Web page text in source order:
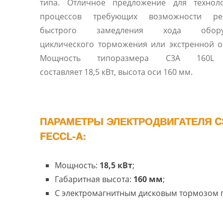
типа. Отличное предложение для
процессов требующих возможности
быстрого замедления хода
циклического торможения или экстренной
Мощность типоразмера C3A 160L
составляет 18,5 кВт, высота оси 160 мм.
ПАРАМЕТРЫ ЭЛЕКТРОДВИГАТЕЛЯ
FECCL-A:
Мощность: 18,5 кВт;
Габаритная высота: 160 мм;
С электромагнитным дисковым тормозом